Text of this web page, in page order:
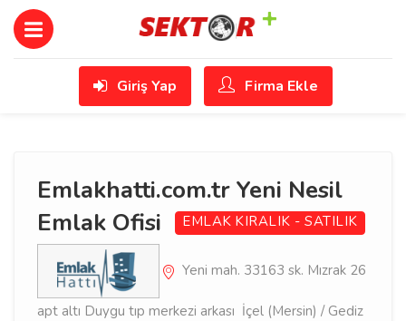
Giriş Yap Firma Ekle
Emlakhatti.com.tr Yeni Nesil
Emlak Ofisi
EMLAK KIRALIK - SATILIK
Yeni mah. 33163 sk. Mızrak 26
apt altı Duygu tıp merkezi arkası İçel (Mersin) / Gediz